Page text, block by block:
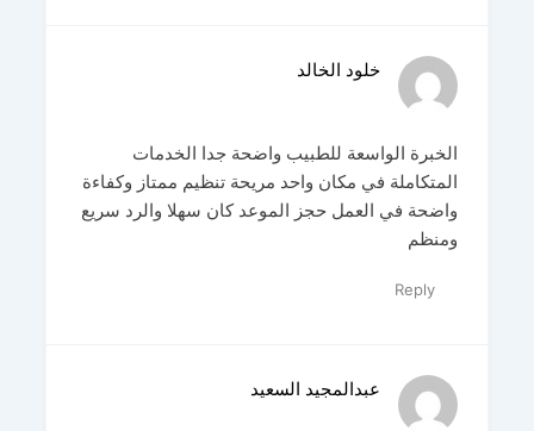
خلود الخالد
الخبرة الواسعة للطبيب واضحة جدا الخدمات
المتكاملة في مكان واحد مريحة تنظيم ممتاز وكفاءة
واضحة في العمل حجز الموعد كان سهلا والرد سريع
ومنظم
Reply
عبدالمجيد السعيد